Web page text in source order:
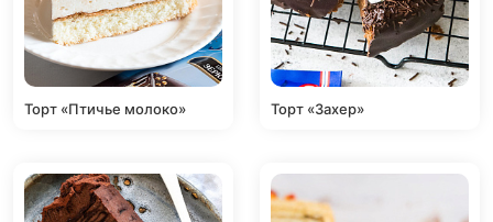
Торт «Птичье молоко» Торт «Захер»